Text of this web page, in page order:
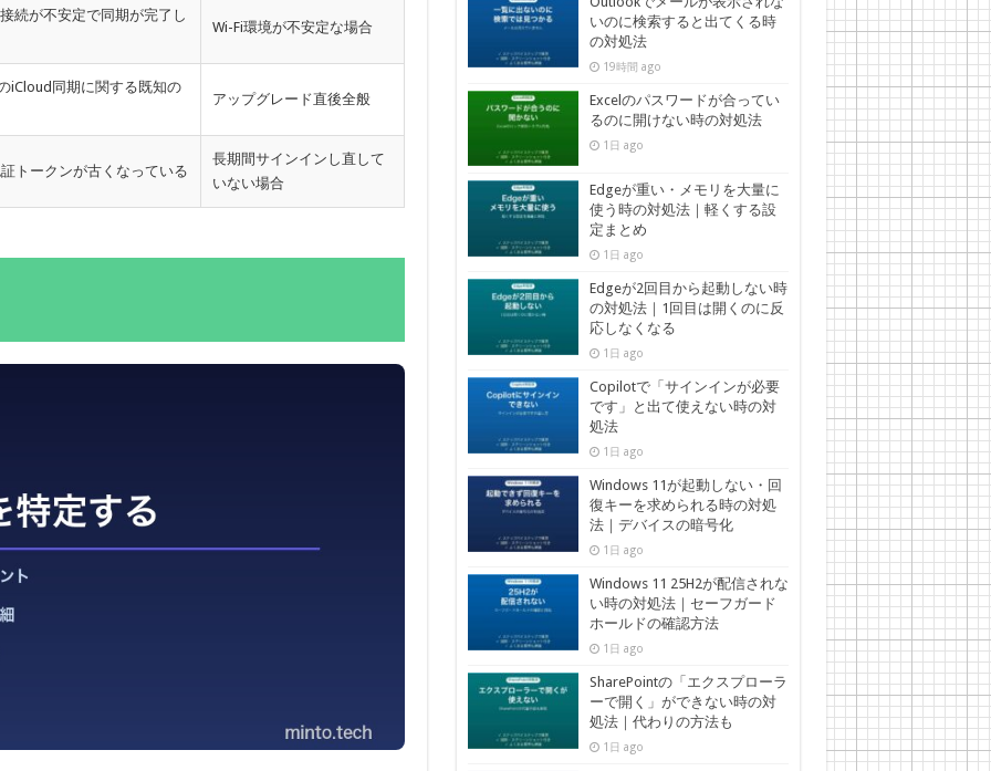
続が不安定で同期が完了し
Wi-Fi環境が不安定な場合
iCloud同期に関する既知の
アップグレード直後全般
トークンが古くなっている
長期間サインインし直して
いない場合
いのに検索すると出てくる時
の対処法
19時間 ago
Excelのパスワードが合ってい
るのに開けない時の対処法
1日 ago
Edgeが重い・メモリを大量に
使う時の対処法｜軽くする設
定まとめ
1日 ago
Edgeが2回目から起動しない時
の対処法｜1回目は開くのに反
応しなくなる
1日 ago
Copilotで「サインインが必要
です」と出て使えない時の対
処法
1日 ago
Windows 11が起動しない・回
復キーを求められる時の対処
法｜デバイスの暗号化
1日 ago
Windows 11 25H2が配信されな
い時の対処法｜セーフガード
ホールドの確認方法
1日 ago
SharePointの「エクスプローラ
ーで開く」ができない時の対
処法｜代わりの方法も
1日 ago